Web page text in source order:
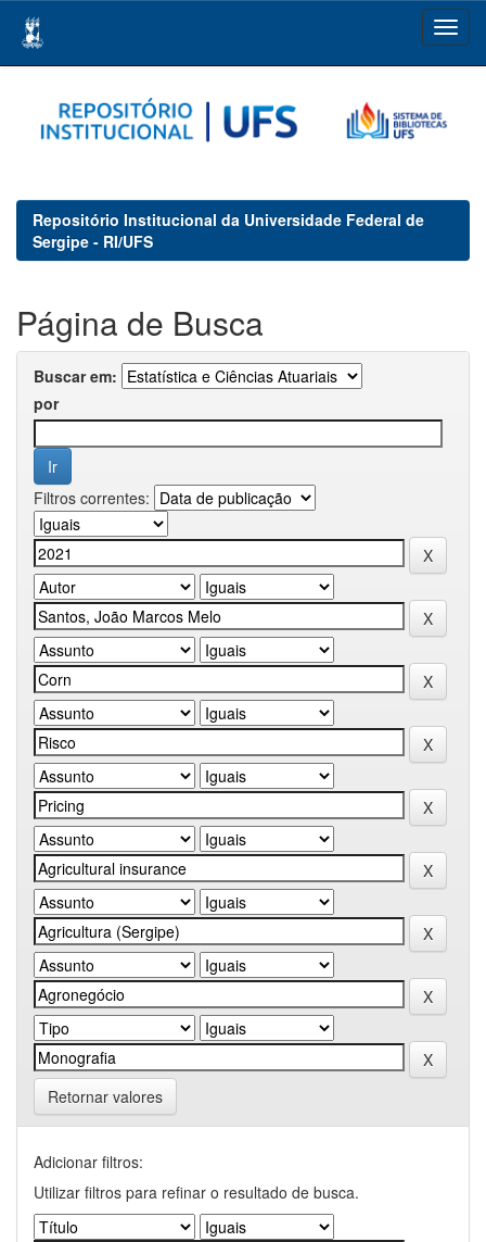
navigation
Repositório Institucional da Universidade Federal de
Sergipe - RI/UFS
Página de Busca
Buscar em:
por
Filtros correntes:
Retornar valores
Adicionar filtros:
Utilizar filtros para refinar o resultado de busca.